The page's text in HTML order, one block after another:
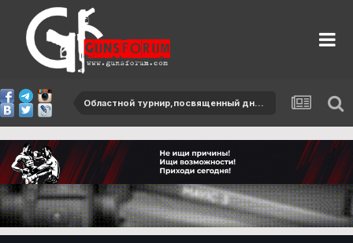
Областной турнир,посвященный дню защитников Отечества-2013